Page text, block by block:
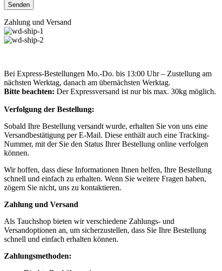
Zahlung und Versand
Bei Express-Bestellungen Mo.-Do. bis 13:00 Uhr – Zustellung am
nächsten Werktag, danach am übernächsten Werktag.
Bitte beachten: Der Expressversand ist nur bis max. 30kg möglich.
Verfolgung der Bestellung:
Sobald Ihre Bestellung versandt wurde, erhalten Sie von uns eine
Versandbestätigung per E-Mail. Diese enthält auch eine Tracking-
Nummer, mit der Sie den Status Ihrer Bestellung online verfolgen
können.
Wir hoffen, dass diese Informationen Ihnen helfen, Ihre Bestellung
schnell und einfach zu erhalten. Wenn Sie weitere Fragen haben,
zögern Sie nicht, uns zu kontaktieren.
Zahlung und Versand
Als Tauchshop bieten wir verschiedene Zahlungs- und
Versandoptionen an, um sicherzustellen, dass Sie Ihre Bestellung
schnell und einfach erhalten können.
Zahlungsmethoden: